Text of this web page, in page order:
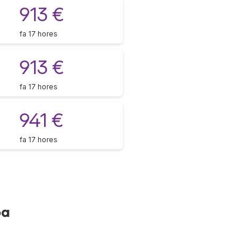
913 €
fa 17 hores
913 €
fa 17 hores
941 €
fa 17 hores